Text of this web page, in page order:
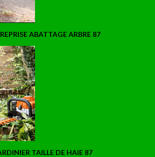
ABATTAGE ARBRE 87
TAILLE DE HAIE 87